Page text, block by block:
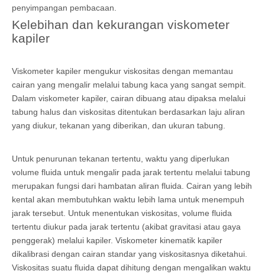
penyimpangan pembacaan.
Kelebihan dan kekurangan viskometer
kapiler
Viskometer kapiler mengukur viskositas dengan memantau
cairan yang mengalir melalui tabung kaca yang sangat sempit.
Dalam viskometer kapiler, cairan dibuang atau dipaksa melalui
tabung halus dan viskositas ditentukan berdasarkan laju aliran
yang diukur, tekanan yang diberikan, dan ukuran tabung.
Untuk penurunan tekanan tertentu, waktu yang diperlukan
volume fluida untuk mengalir pada jarak tertentu melalui tabung
merupakan fungsi dari hambatan aliran fluida. Cairan yang lebih
kental akan membutuhkan waktu lebih lama untuk menempuh
jarak tersebut. Untuk menentukan viskositas, volume fluida
tertentu diukur pada jarak tertentu (akibat gravitasi atau gaya
penggerak) melalui kapiler. Viskometer kinematik kapiler
dikalibrasi dengan cairan standar yang viskositasnya diketahui.
Viskositas suatu fluida dapat dihitung dengan mengalikan waktu